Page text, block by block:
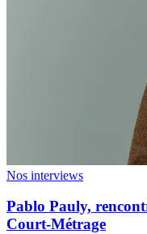
Nos interviews
Pablo Pauly,
Court-Métrage